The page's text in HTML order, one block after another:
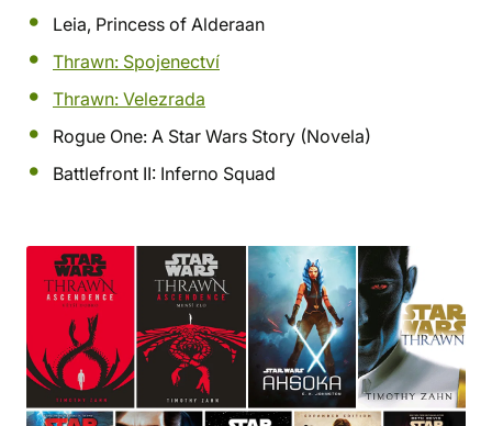
Leia, Princess of Alderaan
Thrawn: Spojenectví
Thrawn: Velezrada
Rogue One: A Star Wars Story (Novela)
Battlefront II: Inferno Squad